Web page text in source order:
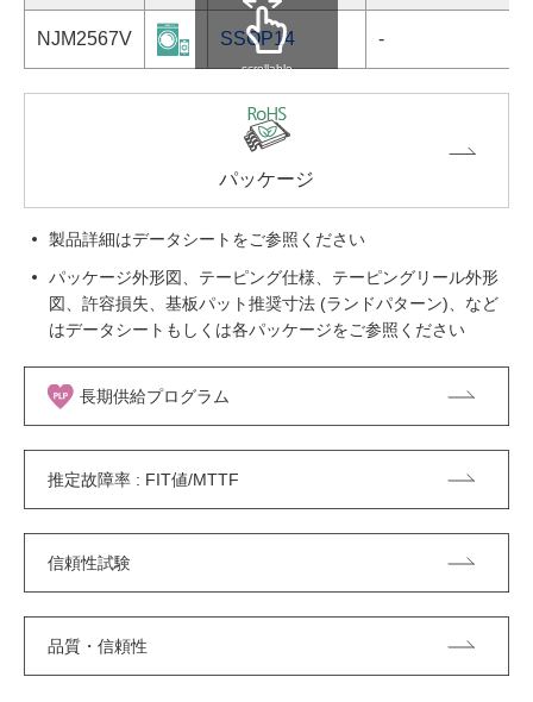
NJM2567V SSOP14 -
scrollable
パッケージ
製品詳細はデータシートをご参照ください
パッケージ外形図、テーピング仕様、テーピングリール外形
図、許容損失、基板パット推奨寸法 (ランドパターン)、など
はデータシートもしくは各パッケージをご参照ください
長期供給プログラム
推定故障率 : FIT値/MTTF
信頼性試験
品質・信頼性